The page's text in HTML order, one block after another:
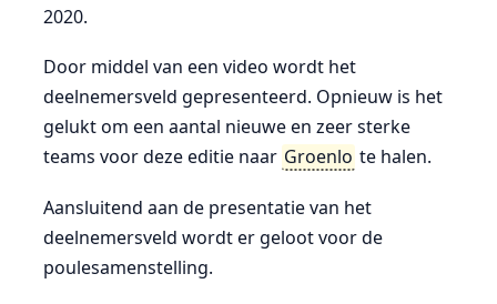
2020.
Door middel van een video wordt het
deelnemersveld gepresenteerd. Opnieuw is het
gelukt om een aantal nieuwe en zeer sterke
teams voor deze editie naar Groenlo te halen.
Aansluitend aan de presentatie van het
deelnemersveld wordt er geloot voor de
poulesamenstelling.